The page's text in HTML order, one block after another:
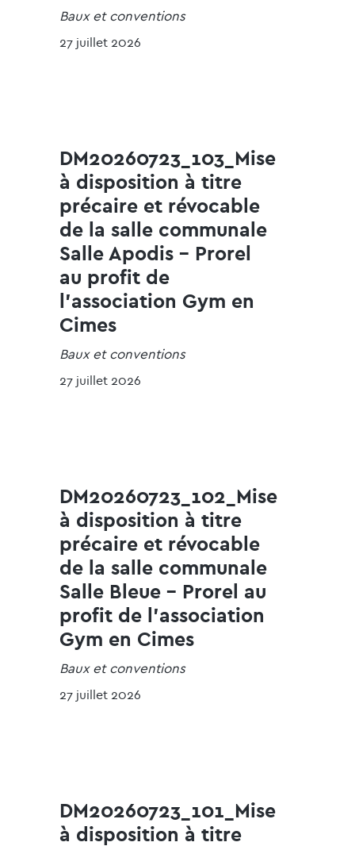
Baux et conventions
27 juillet 2026
DM20260723_103_Mise
à disposition à titre
précaire et révocable
de la salle communale
Salle Apodis - Prorel
au profit de
l'association Gym en
Cimes
Baux et conventions
27 juillet 2026
DM20260723_102_Mise
à disposition à titre
précaire et révocable
de la salle communale
Salle Bleue - Prorel au
profit de l'association
Gym en Cimes
Baux et conventions
27 juillet 2026
DM20260723_101_Mise
à disposition à titre